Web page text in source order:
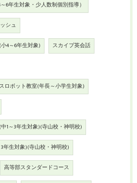
6年生対象・少人数制個別指導）
シュ
4～6年生対象) スカイプ英会話
ロボット教室(年長～小学生対象)
1～3年生対象)(寺山校・神明校)
年生対象)(寺山校・神明校)
高等部スタンダードコース